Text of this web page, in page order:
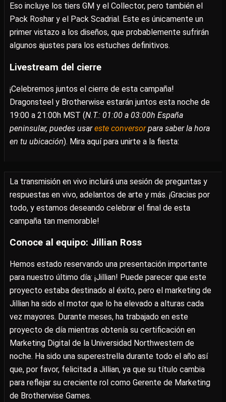
Eso incluye los tiers GM y el Collector, pero también el
Pack Roshar y el Pack Scadrial. Este es únicamente un
primer vistazo a los diseños, que probablemente sufrirán
algunos ajustes para los estuches definitivos.
Livestream del cierre
¡Celebremos juntos el cierre de esta campaña!
Dragonsteel y Brotherwise estarán juntos esta noche de
19:00 a 21:00h MST (N.T.: 01:00 a 03:00h España
peninsular, puedes usareste conversorpara saber la hora
en tu ubicación). Mira aquí para unirte a la fiesta:
La transmisión en vivo incluirá una sesión de preguntas y
respuestas en vivo, adelantos de arte y más. ¡Gracias por
todo, y estamos deseando celebrar el final de esta
campaña tan memorable!
Conoce al equipo: Jillian Ross
Hemos estado reservando una presentación importante
para nuestro último día: ¡Jillian! Puede parecer que este
proyecto estaba destinado al éxito, pero el marketing de
Jillian ha sido el motor que lo ha elevado a alturas cada
vez mayores. Durante meses, ha trabajado en este
proyecto de día mientras obtenía su certificación en
Marketing Digital de la Universidad Northwestern de
noche. Ha sido una superestrella durante todo el año así
que, por favor, felicitad a Jillian, ya que su título cambia
para reflejar su creciente rol como Gerente de Marketing
de Brotherwise Games.